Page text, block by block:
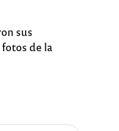
sus
de la